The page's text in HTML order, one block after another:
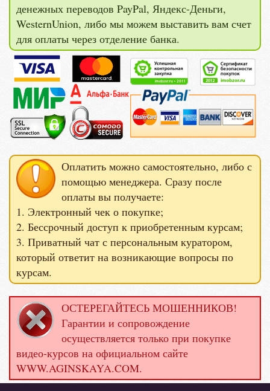
денежных переводов PayPal, Яндекс-Деньги,
WesternUnion, либо мы можем выставить вам счет
для оплаты через отделение банка.
Оплатить можно самостоятельно, либо с
помощью менеджера. Сразу после
оплаты вы получаете:
1. Электронный чек о покупке;
2. Бессрочный доступ к приобретенным курсам;
3. Приватный чат с персональным куратором,
который ответит на возникающие вопросы по
курсам.
ОСТЕРЕГАЙТЕСЬ МОШЕННИКОВ!
Гарантии и сопровождение
осуществляется только при покупке
видео-курсов на официальном сайте
WWW.AGINSKAYA.COM.